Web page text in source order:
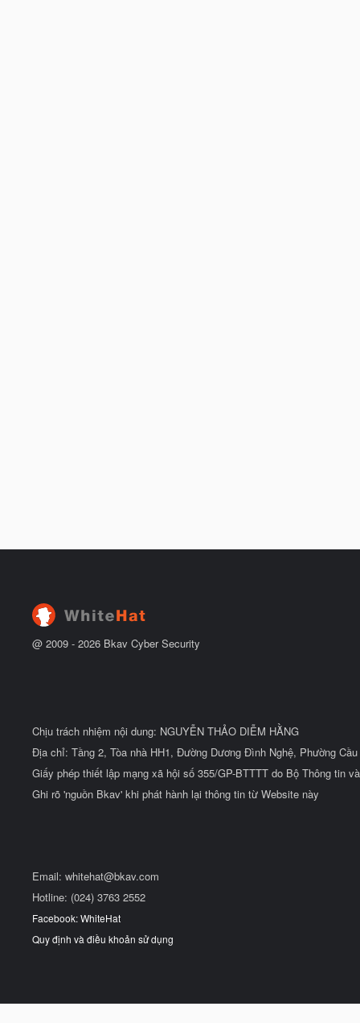
@ 2009 - 2026 Bkav Cyber Security
Chịu trách nhiệm nội dung: NGUYỄN THẢO DIỄM HẰNG
Địa chỉ: Tầng 2, Tòa nhà HH1, Đường Dương Đình Nghệ, Phường
Giấy phép thiết lập mạng xã hội số 355/GP-BTTTT do Bộ Thông tin
Ghi rõ 'nguồn Bkav' khi phát hành lại thông tin từ Website này
Email: whitehat@bkav.com
Hotline: (024) 3763 2552
Facebook: WhiteHat
Quy định và điều khoản sử dụng